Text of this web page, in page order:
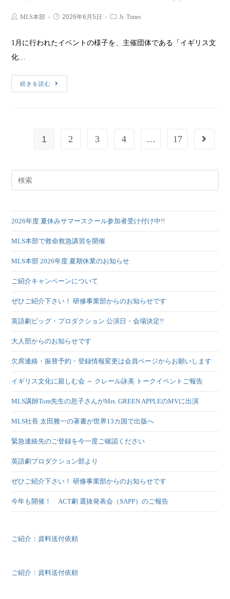
MLS本部 2026年6月5日 Jr. Times
1月に行われたイベントの様子を、主催団体である「イギリス文
化…
続きを読む
1 2 3 4 … 17
2026年度 夏休みサマースクール参加者受け付け中!!
MLS本部で救命救急講習を開催
MLS本部 2026年度 夏期休業のお知らせ
ご紹介キャンペーンについて
ぜひご紹介下さい！ 研修事業部からのお知らせです
英語劇ビッグ・プロダクション 公演日・会場決定!!
大人部からのお知らせです
欠席連絡・振替予約・登録情報変更は会員ページからお願いします
イギリス文化に親しむ会 ～ クレール詠美 トークイベントご報告
MLS講師Tom先生の息子さんがMrs. GREEN APPLEのMVに出演
MLS社長 太田雅一の著書が世界13カ国で出版へ
緊急連絡先のご登録を今一度ご確認ください
英語劇プロダクション部より
ぜひご紹介下さい！ 研修事業部からのお知らせです
今年も開催！ ACT劇 選抜発表会（SAPP）のご報告
ご紹介：資料送付依頼
ご紹介：資料送付依頼